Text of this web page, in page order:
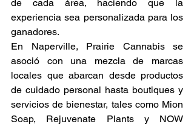
de cada área, haciendo que la
experiencia sea personalizada para los
ganadores.
En Naperville, Prairie Cannabis se
asoció con una mezcla de marcas
locales que abarcan desde productos
de cuidado personal hasta boutiques y
servicios de bienestar, tales como Mion
Soap, Rejuvenate Plants y NOW